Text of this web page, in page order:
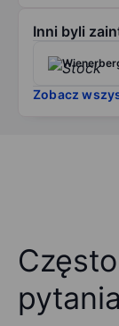
Inni byli
Zobacz
pytania